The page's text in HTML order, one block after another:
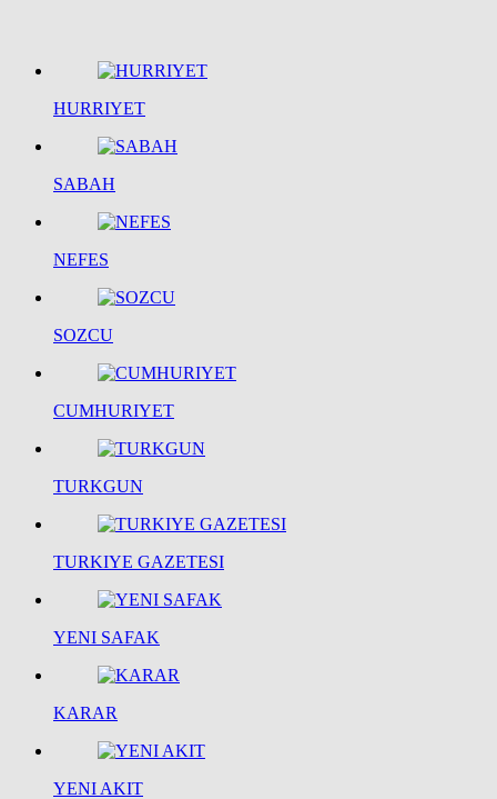
HURRIYET
SABAH
NEFES
SOZCU
CUMHURIYET
TURKGUN
TURKIYE GAZETESI
YENI SAFAK
KARAR
YENI AKIT